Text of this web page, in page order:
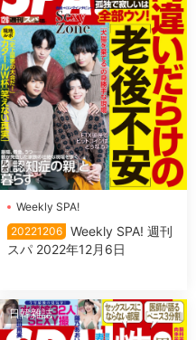
Weekly SPA!
20221206 Weekly SPA! 週刊
スパ 2022年12月6日
日韓雜誌